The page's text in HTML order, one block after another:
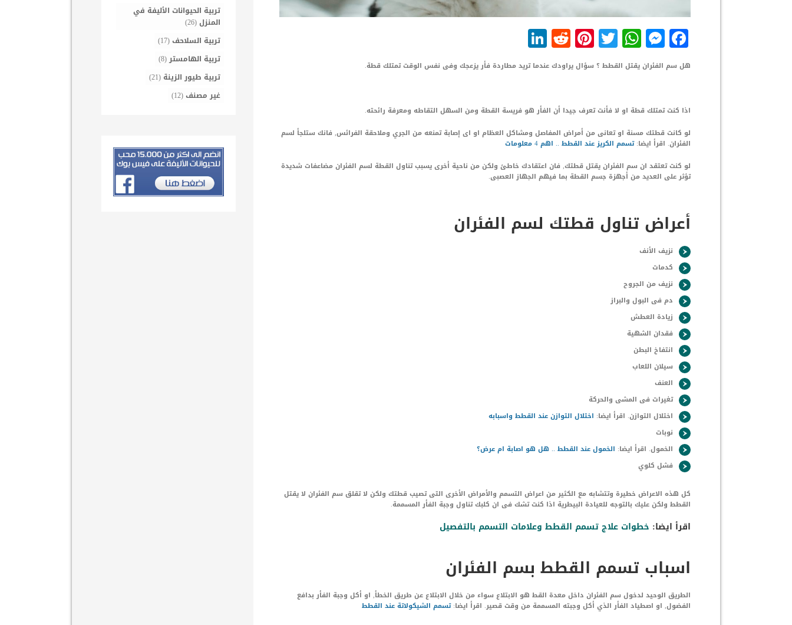
Facebook
Messenger
WhatsApp
Twitter
Pinterest
Reddit
هل سم الفئران يقتل القطط ؟ سؤال يراودك عندما تريد مطاردة فأر يزعجك وفى نفس الوقت تمتلك قطة.
اذا كنت تمتلك قطة او لا فأنت تعرف جيدا أن الفأر هو فريسة القطة ومن السهل التقاطه ومعرفة رائحته.
لو كانت قطتك مسنة او تعانى من أمراض المفاصل ومشاكل العظام او اى إصابة تمنعه من الجري وملاحقة الفرائس, فانك ستلجأ لسم
الفئران. اقرأ ايضا:تسمم الكريز عند القطط .. اهم 4 معلومات
لو كنت تعتقد ان سم الفئران يقتل قطتك, فان اعتقادك خاطئ ولكن من ناحية أخرى يسبب تناول القطة لسم الفئران مضاعفات شديدة
تؤثر على العديد من أجهزة جسم القطة بما فيهم الجهاز العصبى.
أعراض تناول قطتك لسم الفئران
نزيف الأنف
كدمات
نزيف من الجروح
دم فى البول والبراز
زيادة العطش
فقدان الشهية
انتفاخ البطن
سيلان اللعاب
العنف
تغيرات فى المشى والحركة
اختلال التوازن. اقرأ ايضا: اختلال التوازن عند القطط واسبابه
نوبات
الخمول. اقرأ ايضا: الخمول عند القطط .. هل هو اصابة ام عرض؟
فشل كلوي
كل هذه الاعراض خطيرة وتتشابه مع الكثير من اعراض التسمم والأمراض الأخرى التى تصيب قطتك ولكن لا تقلق سم الفئران لا يقتل
القطط ولكن عليك بالتوجه للعيادة البيطرية اذا كنت تشك فى ان كلبك تناول وجبة الفأر المسممة.
اقرأ ايضا: خطوات علاج تسمم القطط وعلامات التسمم بالتفصيل
اسباب تسمم القطط بسم الفئران
الطريق الوحيد لدخول سم الفئران داخل معدة القط هو الابتلاع سواء من خلال الابتلاع عن طريق الخطأ, او أكل وجبة الفأر بدافع
الفضول, او اصطياد الفأر الذي أكل وجبته المسممة من وقت قصير. اقرأ ايضا:تسمم الشيكولاتة عند القطط
تربية الحيوانات الأليفة في
المنزل(26)
تربية السلاحف(17)
تربية الهامستر(8)
تربية طيور الزينة (21)
غير مصنف(12)